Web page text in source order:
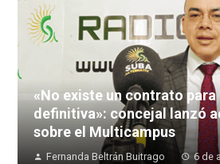
«No existe un contrato para
definitiva»: concejal lanzó
sobre el Multicampus
Fernanda Beltrán Buitrago 6 de